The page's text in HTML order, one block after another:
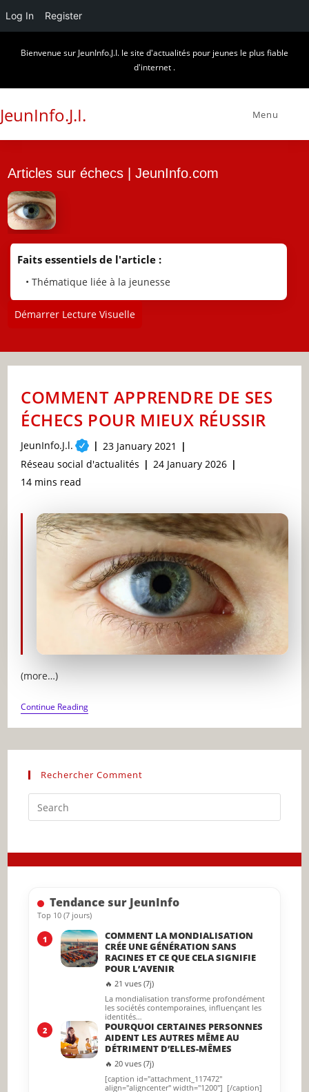
Log In Register
Bienvenue sur JeunInfo.J.I. le site d'actualités pour jeunes le plus fiable
d'internet .
JeunInfo.J.I. Menu
Articles sur échecs | JeunInfo.com
Faits essentiels de l'article :
• Thématique liée à la jeunesse
Démarrer Lecture Visuelle
COMMENT APPRENDRE DE SES
ÉCHECS POUR MIEUX RÉUSSIR
Post
author:
JeunInfo.J.l.
Post
published:
23 January 2021
Post
category:
Réseau social d'actualités
Post
24 January 2026
Reading
14 mins read
(more…)
Continue ReadingCOMMENT
APPRENDRE
DE
ÉCHECS
MIEUX
Rechercher Comment
close
the
Tendance sur JeunInfo
Top 10 (7 jours)
1
COMMENT LA MONDIALISATION
CRÉE UNE GÉNÉRATION SANS
RACINES ET CE QUE CELA SIGNIFIE
POUR L’AVENIR
🔥 21 vues (7j)
La mondialisation transforme profondément
les sociétés contemporaines, influençant les
identités…
2
POURQUOI CERTAINES PERSONNES
AIDENT LES AUTRES MÊME AU
DÉTRIMENT D’ELLES-MÊMES
🔥 20 vues (7j)
[caption id="attachment_117472"
align="aligncenter" width="1200"] [/caption]